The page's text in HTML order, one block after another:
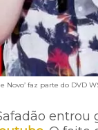
Novo’ faz parte do DVD